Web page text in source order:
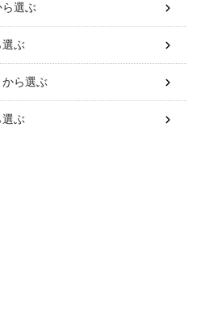
ら選ぶ
ぶ
から選ぶ
ぶ